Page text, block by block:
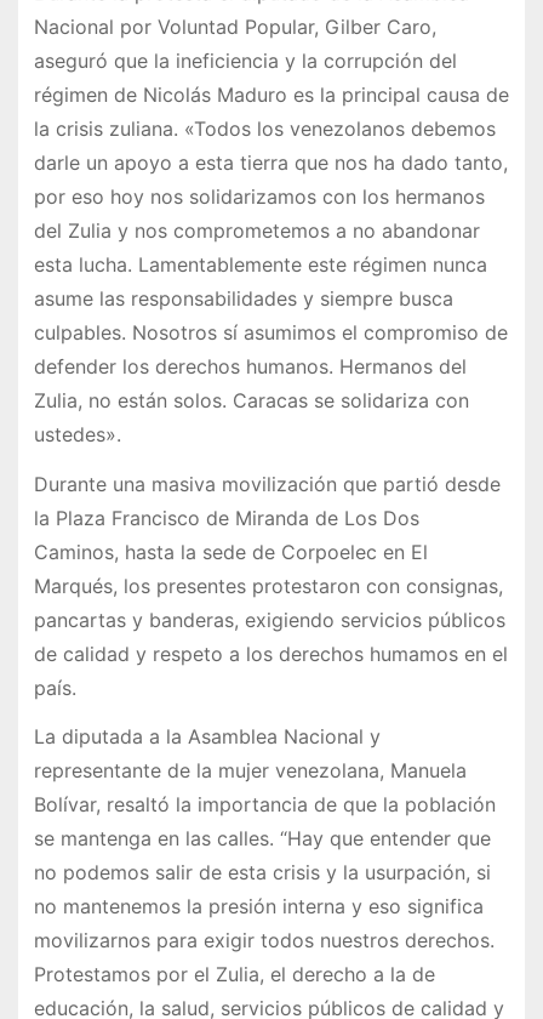
Nacional por Voluntad Popular, Gilber Caro,
aseguró que la ineficiencia y la corrupción del
régimen de Nicolás Maduro es la principal causa de
la crisis zuliana. «Todos los venezolanos debemos
darle un apoyo a esta tierra que nos ha dado tanto,
por eso hoy nos solidarizamos con los hermanos
del Zulia y nos comprometemos a no abandonar
esta lucha. Lamentablemente este régimen nunca
asume las responsabilidades y siempre busca
culpables. Nosotros sí asumimos el compromiso de
defender los derechos humanos. Hermanos del
Zulia, no están solos. Caracas se solidariza con
ustedes».
Durante una masiva movilización que partió desde
la Plaza Francisco de Miranda de Los Dos
Caminos, hasta la sede de Corpoelec en El
Marqués, los presentes protestaron con consignas,
pancartas y banderas, exigiendo servicios públicos
de calidad y respeto a los derechos humamos en el
país.
La diputada a la Asamblea Nacional y
representante de la mujer venezolana, Manuela
Bolívar, resaltó la importancia de que la población
se mantenga en las calles. “Hay que entender que
no podemos salir de esta crisis y la usurpación, si
no mantenemos la presión interna y eso significa
movilizarnos para exigir todos nuestros derechos.
Protestamos por el Zulia, el derecho a la de
educación, la salud, servicios públicos de calidad y